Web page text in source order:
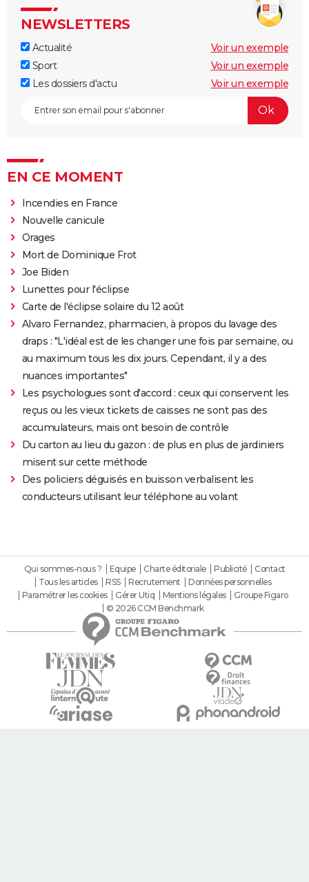
NEWSLETTERS
Actualité
Voir un exemple
Sport
Voir un exemple
Les dossiers d'actu
Voir un exemple
EN CE MOMENT
Incendies en France
Nouvelle canicule
Orages
Mort de Dominique Frot
Joe Biden
Lunettes pour l'éclipse
Carte de l'éclipse solaire du 12 août
Alvaro Fernandez, pharmacien, à propos du lavage des
draps : "L'idéal est de les changer une fois par semaine, ou
au maximum tous les dix jours. Cependant, il y a des
nuances importantes"
Les psychologues sont d'accord : ceux qui conservent les
reçus ou les vieux tickets de caisses ne sont pas des
accumulateurs, mais ont besoin de contrôle
Du carton au lieu du gazon : de plus en plus de jardiniers
misent sur cette méthode
Des policiers déguisés en buisson verbalisent les
conducteurs utilisant leur téléphone au volant
Qui sommes-nous ? Equipe Charte éditoriale Publicité
Contact
Tous les articles
RSS Recrutement
Données personnelles
Paramétrer les cookies
Gérer Utiq Mentions légales
Groupe Figaro
© 2026 CCM Benchmark